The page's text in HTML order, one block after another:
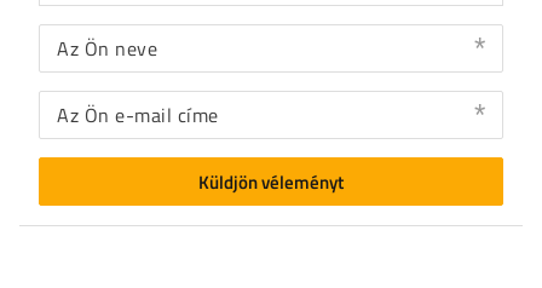
Az Ön neve
Az Ön e-mail címe
Küldjön véleményt